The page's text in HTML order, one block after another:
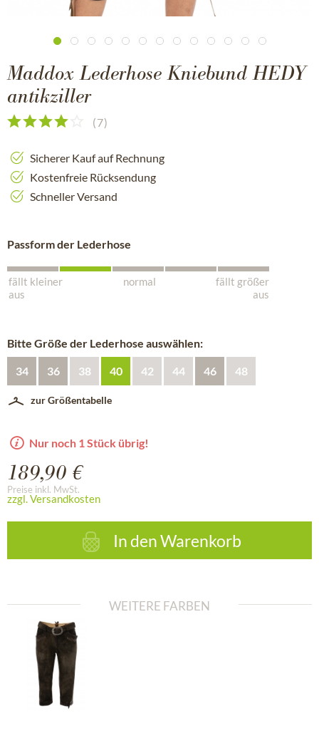
Maddox Lederhose Kniebund HEDY
antikziller
(7)
Sicherer Kauf auf Rechnung
Kostenfreie Rücksendung
Schneller Versand
Passform der Lederhose
fällt kleiner
aus
normal
fällt größer
aus
Bitte Größe der Lederhose auswählen:
34 36 38 40 42 44 46 48
zur Größentabelle
Nur noch 1 Stück übrig!
189,90 €
Preise inkl. MwSt.
zzgl. Versandkosten
In denWarenkorb
WEITERE FARBEN